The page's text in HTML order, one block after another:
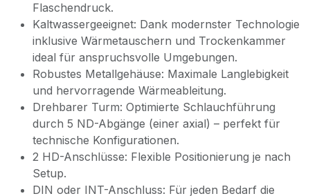
Flaschendruck.
Kaltwassergeeignet: Dank modernster Technologie
inklusive Wärmetauschern und Trockenkammer
ideal für anspruchsvolle Umgebungen.
Robustes Metallgehäuse: Maximale Langlebigkeit
und hervorragende Wärmeableitung.
Drehbarer Turm: Optimierte Schlauchführung
durch 5 ND-Abgänge (einer axial) – perfekt für
technische Konfigurationen.
2 HD-Anschlüsse: Flexible Positionierung je nach
Setup.
DIN oder INT-Anschluss: Für jeden Bedarf die